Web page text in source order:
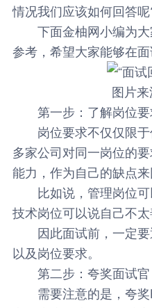
情况我们应该如何回答
下面金柚网小编为大
参考，希望大家能够在面
图片
第一步：了解岗位
岗位要求不仅仅限于
多家公司对同一岗位的
能力，作为自己的缺点来
比如说，管理岗位可
技术岗位可以说自己不太
因此面试前，一定要
以及岗位要求。
第二步：夸奖面试官
需要注意的是，夸奖